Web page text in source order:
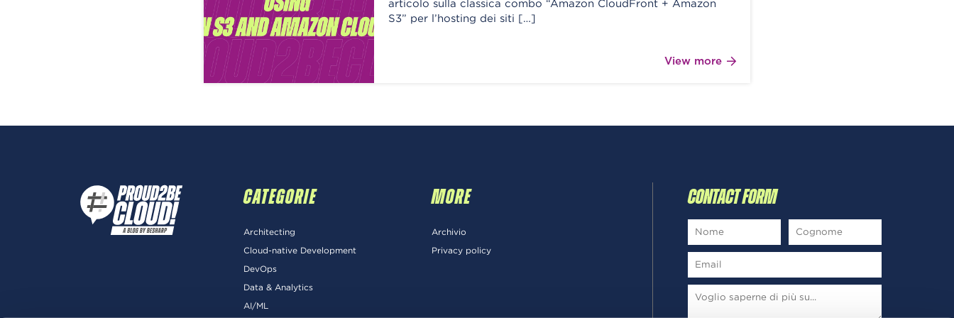
articolo sulla classica combo “Amazon CloudFront + Amazon
S3” per l’hosting dei siti […]
View more
CATEGORIE
Architecting
Cloud-native Development
DevOps
Data & Analytics
AI/ML
MORE
Archivio
Privacy policy
CONTACT FORM